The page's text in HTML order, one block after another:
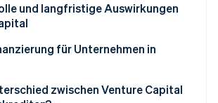
Stripe-Sessions 2026
Jetzt ansehen
und langfristige Auswirkungen
Entscheidungsrechte und
Kapitalanteile
für Unternehmen in
zwischen Venture Capital